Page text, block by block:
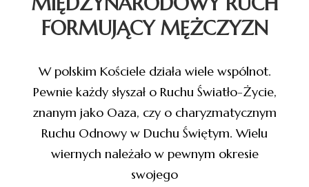
FORMUJĄCY MĘŻCZYZN
W polskim Kościele działa wiele wspólnot.
Pewnie każdy słyszał o Ruchu Światło-Życie,
znanym jako Oaza, czy o charyzmatycznym
Ruchu Odnowy w Duchu Świętym. Wielu
wiernych należało w pewnym okresie
swojego